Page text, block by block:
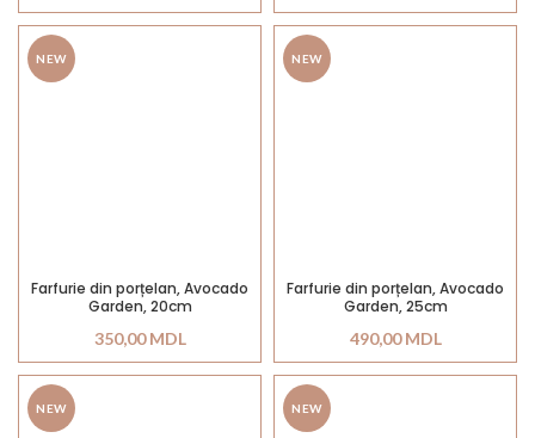
NEW
Farfurie din porțelan, Avocado
Garden, 20cm
350,00MDL
NEW
Farfurie din porțelan, Avocado
Garden, 25cm
490,00MDL
NEW NEW